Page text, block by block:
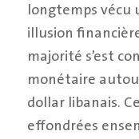
longtemps vécu
illusion
majorité s’est
monétaire
dollar libanais.
effondrées